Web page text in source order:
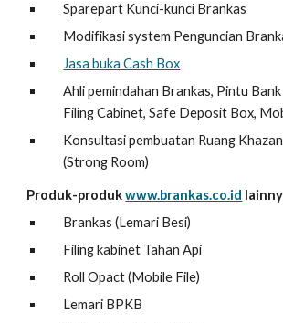
Sparepart Kunci-kunci Brankas
Modifikasi system Penguncian
Jasa buka Cash Box
Ahli pemindahan Brankas, Pintu Bank
Filing Cabinet, Safe Deposit Box,
Konsultasi pembuatan Ruang
(Strong Room)
Produk-produkwww.brankas.co.id
Brankas (Lemari Besi)
Filing kabinet Tahan Api
Roll Opact (Mobile File)
Lemari BPKB